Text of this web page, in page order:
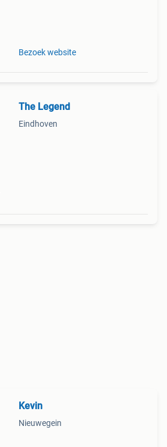
Bezoek website
The Legend
Eindhoven
Kevin
Nieuwegein